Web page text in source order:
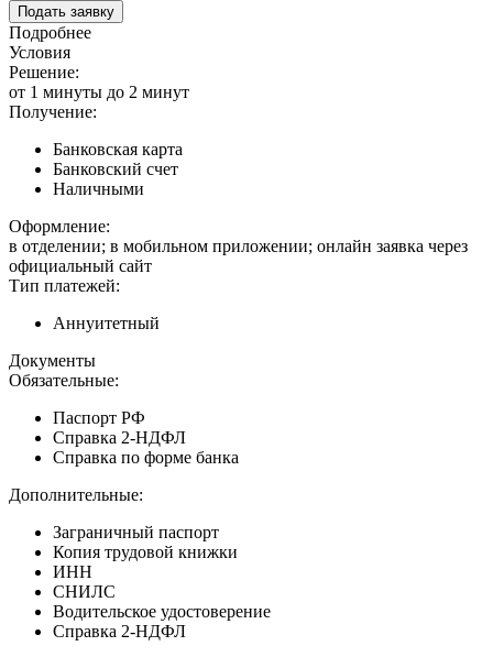
Подать заявку
Подробнее
Условия
Решение:
от 1 минуты до 2 минут
Получение:
Банковская карта
Банковский счет
Наличными
Оформление:
в отделении; в мобильном приложении; онлайн заявка через
официальный сайт
Тип платежей:
Аннуитетный
Документы
Обязательные:
Паспорт РФ
Справка 2-НДФЛ
Справка по форме банка
Дополнительные:
Заграничный паспорт
Копия трудовой книжки
ИНН
СНИЛС
Водительское удостоверение
Справка 2-НДФЛ